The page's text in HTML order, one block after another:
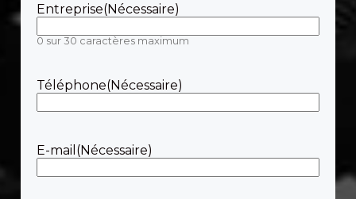
Entreprise(Nécessaire)
0 sur 30 caractères maximum
Téléphone(Nécessaire)
E-mail (Nécessaire)